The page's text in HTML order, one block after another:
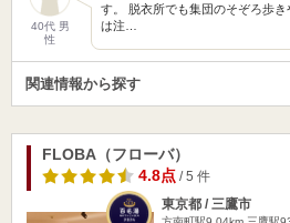
40代 男
性
す。 脱衣所でも集団のそぞろ歩
は注…
関連情報から探す
FLOBA（フローバ）
4.8点/ 5 件
東京都 / 三鷹市